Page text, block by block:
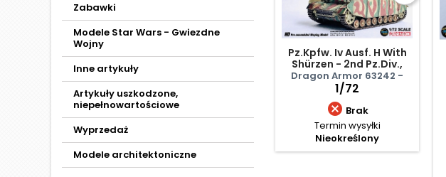
Zabawki
Modele Star Wars - Gwiezdne
Wojny
Inne artykuły
Artykuły uszkodzone,
niepełnowartościowe
Wyprzedaż
Modele architektoniczne
Pz.Kpfw. Iv Ausf. H With
Shürzen - 2nd Pz.Div.,
Normandy 1944
Dragon Armor 63242 -
1/72
 Brak
Termin wysyłki
Nieokreślony